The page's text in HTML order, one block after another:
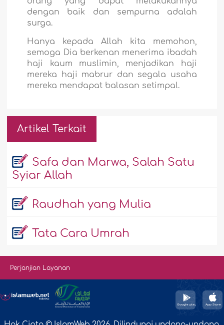
dengan baik dan sempurna adalah
surga.
Hanya kepada Allah kita memohon,
semoga Dia berkenan menerima ibadah
haji kaum muslimin, menjadikan haji
mereka haji mabrur dan segala usaha
mereka mendapat balasan setimpal.
Artikel Terkait
Safa dan Marwa, Salah Satu
Syiar Allah
Raudhah yang Mulia
Tata Cara Umrah
Perjanjian Layanan